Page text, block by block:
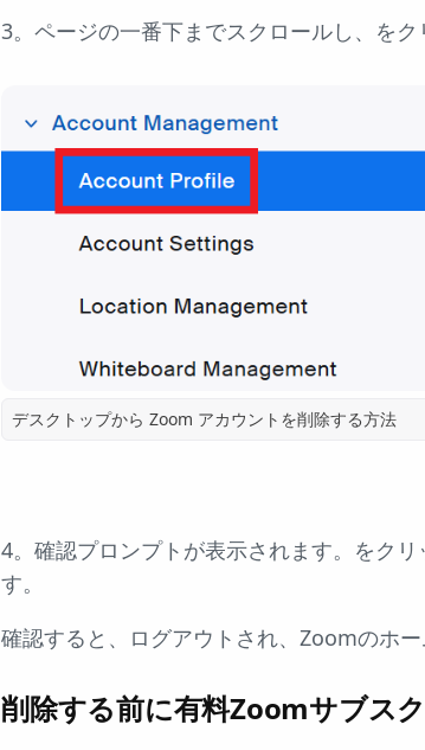
3。ページの一番下までスクロールし、をク
デスクトップから Zoom アカウントを削除する方法
4。確認プロンプトが表示されます。をクリ
す。
確認すると、ログアウトされ、Zoomのホー
削除する前に有料Zoomサブス